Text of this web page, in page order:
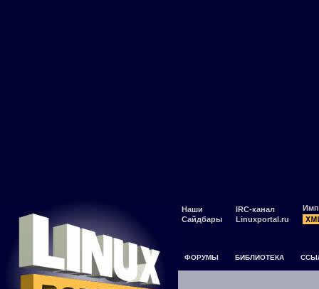
Наши
Сайдбары
IRC-канал
Linuxportal.ru
ФОРУМЫ БИБЛИОТЕКА